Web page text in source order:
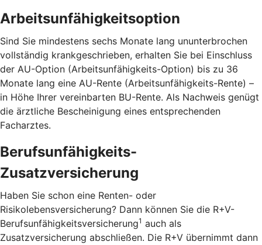
Arbeitsunfähigkeitsoption
Sind Sie mindestens sechs Monate lang ununterbrochen
vollständig krankgeschrieben, erhalten Sie bei Einschluss
der AU-Option (Arbeitsunfähigkeits-Option) bis zu 36
Monate lang eine AU-Rente (Arbeitsunfähigkeits-Rente) –
in Höhe Ihrer vereinbarten BU-Rente. Als Nachweis genügt
die ärztliche Bescheinigung eines entsprechenden
Facharztes.
Berufsunfähigkeits-
Zusatzversicherung
Haben Sie schon eine Renten- oder
Risikolebensversicherung? Dann können Sie die R+V-
Berufsunfähigkeitsversicherung1 auch als
Zusatzversicherung abschließen. Die R+V übernimmt dann